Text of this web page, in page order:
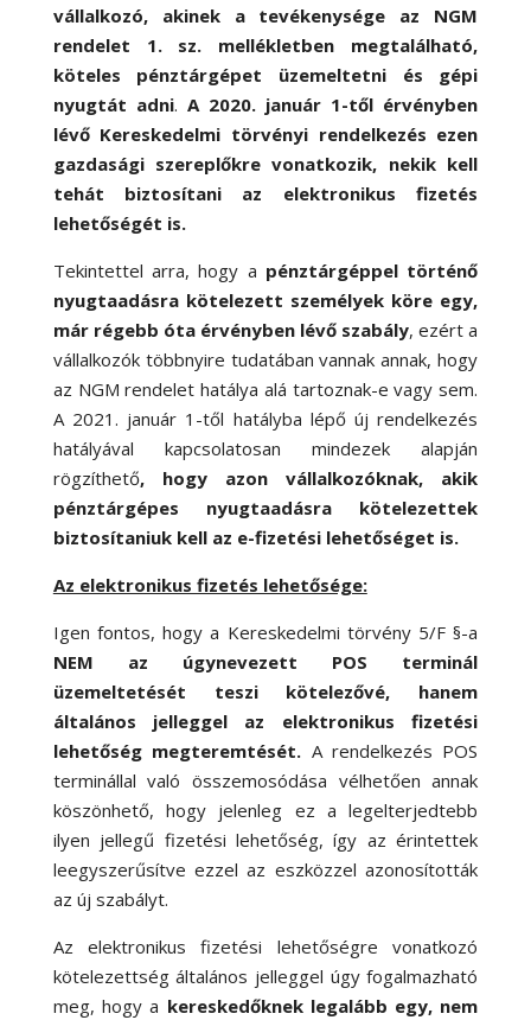
vállalkozó, akinek a tevékenysége az NGM
rendelet 1. sz. mellékletben megtalálható,
köteles pénztárgépet üzemeltetni és gépi
nyugtát adni. A 2020. január 1-től érvényben
lévő Kereskedelmi törvényi rendelkezés ezen
gazdasági szereplőkre vonatkozik, nekik kell
tehát biztosítani az elektronikus fizetés
lehetőségét is.
Tekintettel arra, hogy a pénztárgéppel történő
nyugtaadásra kötelezett személyek köre egy,
már régebb óta érvényben lévő szabály, ezért a
vállalkozók többnyire tudatában vannak annak, hogy
az NGM rendelet hatálya alá tartoznak-e vagy sem.
A 2021. január 1-től hatályba lépő új rendelkezés
hatályával kapcsolatosan mindezek alapján
rögzíthető, hogy azon vállalkozóknak, akik
pénztárgépes nyugtaadásra kötelezettek
biztosítaniuk kell az e-fizetési lehetőséget is.
Az elektronikus fizetés lehetősége:
Igen fontos, hogy a Kereskedelmi törvény 5/F §-a
NEM az úgynevezett POS terminál
üzemeltetését teszi kötelezővé, hanem
általános jelleggel az elektronikus fizetési
lehetőség megteremtését. A rendelkezés POS
terminállal való összemosódása vélhetően annak
köszönhető, hogy jelenleg ez a legelterjedtebb
ilyen jellegű fizetési lehetőség, így az érintettek
leegyszerűsítve ezzel az eszközzel azonosították
az új szabályt.
Az elektronikus fizetési lehetőségre vonatkozó
kötelezettség általános jelleggel úgy fogalmazható
meg, hogy a kereskedőknek legalább egy, nem